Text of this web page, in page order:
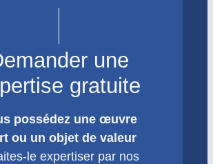
une
gratuite
possédez une œuvre
ou un objet de valeur
le expertiser par nos